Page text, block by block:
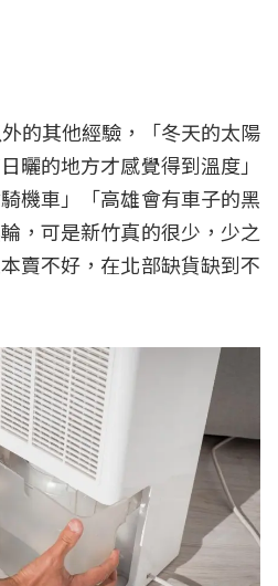
的其他經驗，「冬天的太陽
曬的地方才感覺得到溫度」
機車」「高雄會有車子的黑
，可是新竹真的很少，少之
賣不好，在北部缺貨缺到不